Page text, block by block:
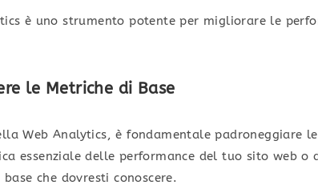
è uno strumento potente per migliorare le
le Metriche di Base
Web Analytics, è fondamentale padroneggiare
essenziale delle performance del tuo sito web
che dovresti conoscere.